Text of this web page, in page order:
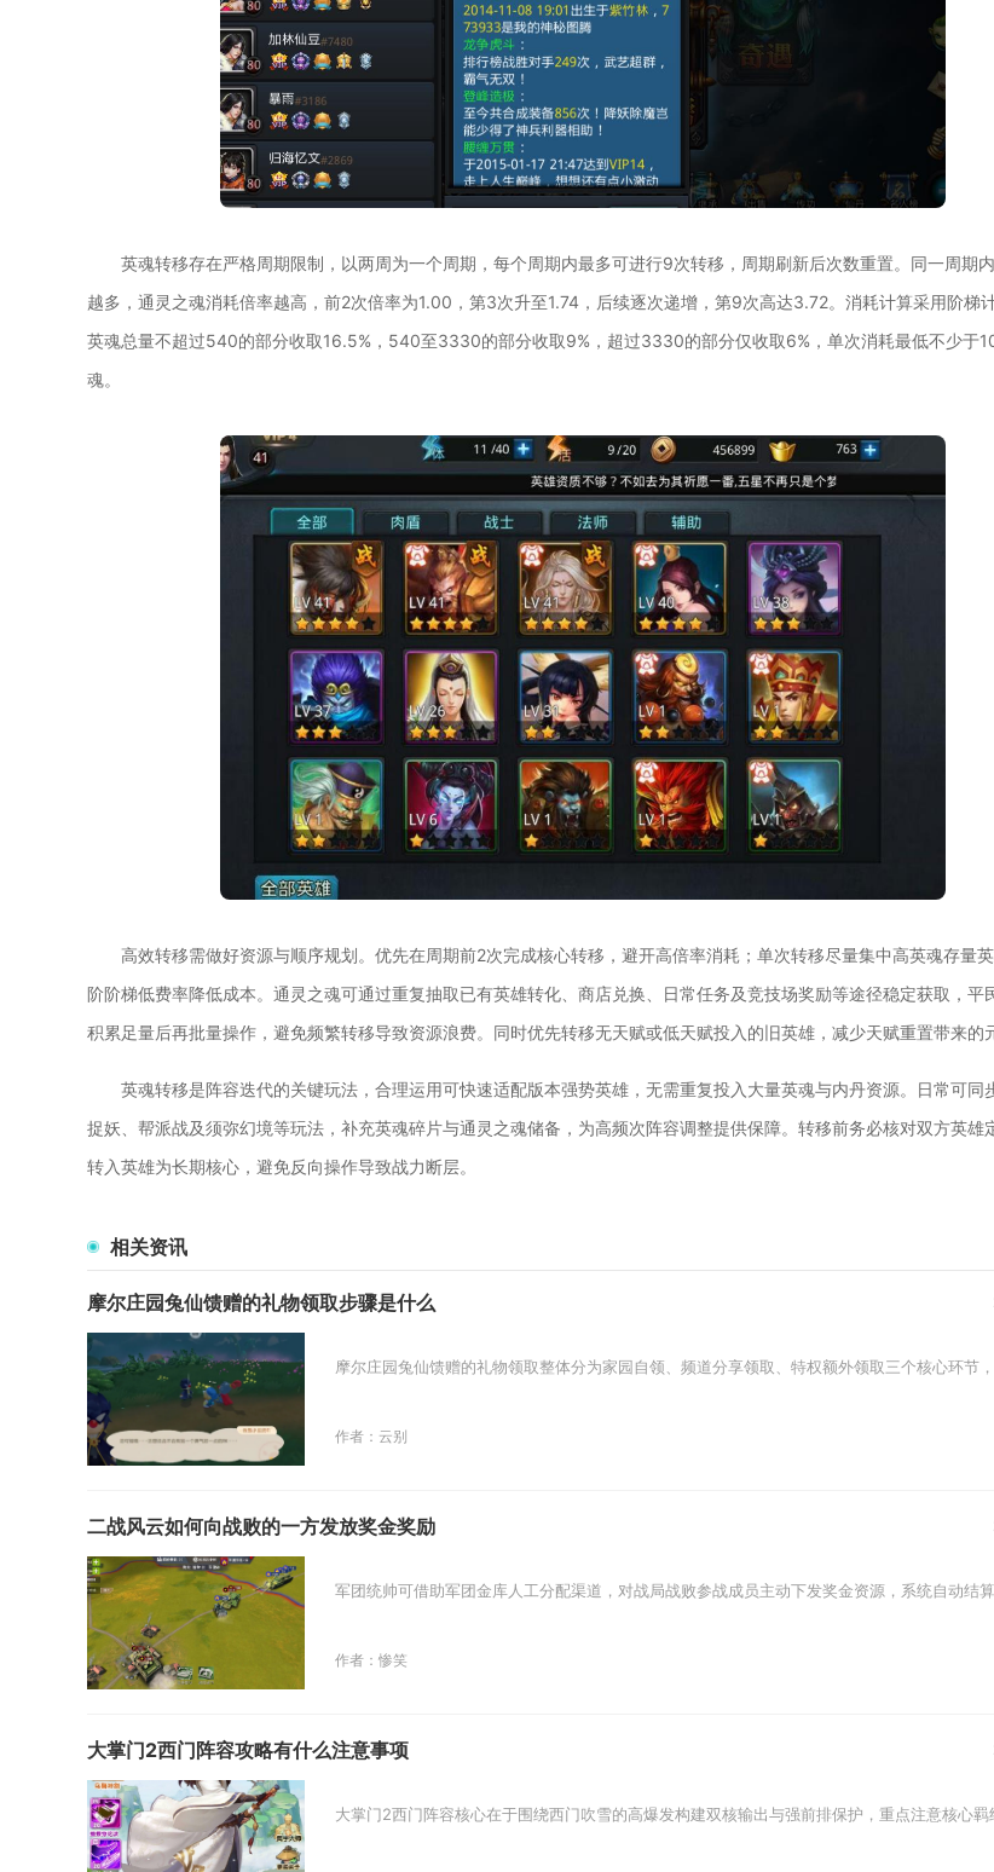
英魂转移存在严格周期限制，以两周为一个周期，每个周期内最多可进行9次转移，周期刷新后次数重置。同一周期
越多，通灵之魂消耗倍率越高，前2次倍率为1.00，第3次升至1.74，后续逐次递增，第9次高达3.72。消耗计算采用阶梯
英魂总量不超过540的部分收取16.5%，540至3330的部分收取9%，超过3330的部分仅收取6%，单次消耗最低不少于
魂。
高效转移需做好资源与顺序规划。优先在周期前2次完成核心转移，避开高倍率消耗；单次转移尽量集中高英魂存量
阶阶梯低费率降低成本。通灵之魂可通过重复抽取已有英雄转化、商店兑换、日常任务及竞技场奖励等途径稳定获取，平
积累足量后再批量操作，避免频繁转移导致资源浪费。同时优先转移无天赋或低天赋投入的旧英雄，减少天赋重置带来的
英魂转移是阵容迭代的关键玩法，合理运用可快速适配版本强势英雄，无需重复投入大量英魂与内丹资源。日常可同
捉妖、帮派战及须弥幻境等玩法，补充英魂碎片与通灵之魂储备，为高频次阵容调整提供保障。转移前务必核对双方英雄
转入英雄为长期核心，避免反向操作导致战力断层。
相关资讯
摩尔庄园兔仙馈赠的礼物领取步骤是什么
摩尔庄园兔仙馈赠的礼物领取整体分为家园自领、频道分享领取、特权额外领取三个核心环
作者：云别
二战风云如何向战败的一方发放奖金奖励
军团统帅可借助军团金库人工分配渠道，对战局战败参战成员主动下发奖金资源，系统自动
作者：惨笑
大掌门2西门阵容攻略有什么注意事项
大掌门2西门阵容核心在于围绕西门吹雪的高爆发构建双核输出与强前排保护，重点注意核心